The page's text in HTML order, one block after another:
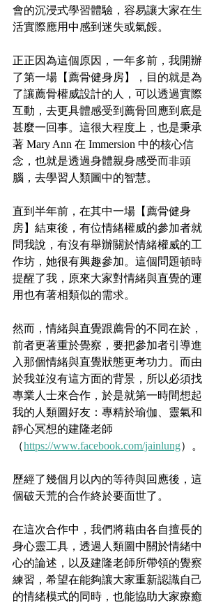
會的沉浸式學習體驗，容易讓大家在生
活實際應用中感到迷失或氣餒。
正正因為這個原因，一年多前，我開辦
了第一場【薦骨健身房】，目的就是為
了讓薦骨權威設計的人，可以透過實際
互動，去更具體感受到薦骨回應到底是
甚麼一回事。這很大程度上，也是秉承
著 Mary Ann 在 Immersion 中的核心信
念，也就是透過身體親身感受而非頭
腦，去學習人類圖中的智慧。
直到半年前，在其中一場【薦骨健身
房】結束後，有位情緒權威的參加者就
問我說，有沒有舉辦關於情緒權威的工
作坊，她很有興趣參加。這個問題頓時
提醒了我，原來大家對情緒與直覺的運
用也有著相類似的需求。
然而，情緒與直覺跟薦骨的不同在於，
前者更著重於覺察，要把參加者引導進
入那個情緒與直覺狀態更考功力。而由
於我並沒有這方面的背景，所以必須找
專業人士來合作，於是就第一時間想起
我的人類圖好友：專精於瑜伽、靈氣和
靜心冥想的建隆老師
（https://www.facebook.com/jainlung）。
歷經了幾個月以內的等待與回應後，這
個破天荒的合作終於要面世了。
在這次合作中，我們將藉由各自擅長的
身心靈工具，透過人類圖中關於情緒中
心的論述，以及建隆老師所帶領的覺察
練習，希望在能夠讓大家重新認識自己
的情緒模式的同時，也能協助大家療癒